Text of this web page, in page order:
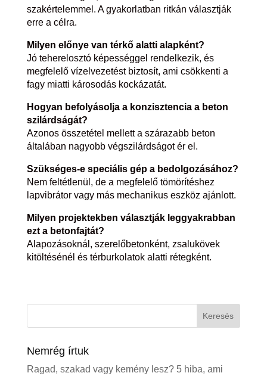
szakértelemmel. A gyakorlatban ritkán választják
erre a célra.
Milyen előnye van térkő alatti alapként?
Jó teherelosztó képességgel rendelkezik, és
megfelelő vízelvezetést biztosít, ami csökkenti a
fagy miatti károsodás kockázatát.
Hogyan befolyásolja a konzisztencia a beton
szilárdságát?
Azonos összetétel mellett a szárazabb beton
általában nagyobb végszilárdságot ér el.
Szükséges-e speciális gép a bedolgozásához?
Nem feltétlenül, de a megfelelő tömörítéshez
lapvibrátor vagy más mechanikus eszköz ajánlott.
Milyen projektekben választják leggyakrabban
ezt a betonfajtát?
Alapozásoknál, szerelőbetonként, zsalukövek
kitöltésénél és térburkolatok alatti rétegként.
Nemrég írtuk
Ragad, szakad vagy kemény lesz? 5 hiba, ami